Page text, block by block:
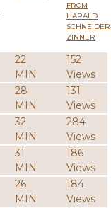
FROM
HARALD
ZINNER
22
MIN
152
Views
28
MIN
131
Views
32
MIN
284
Views
31
MIN
186
Views
26
MIN
184
Views